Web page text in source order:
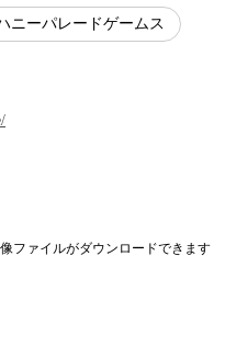
ニーパレードゲームス
ファイルがダウンロードできます